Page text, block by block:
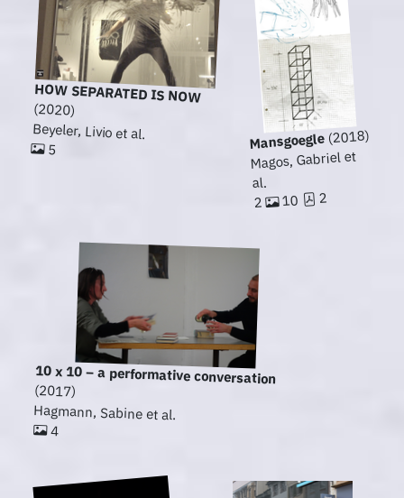
HOW SEPARATED IS NOW
(2020)
Beyeler, Livio et al.
5 Mansgoegle(2018)
Magos, Gabriel et
al.
2 10 2
10 x 10 – a performative conversation
(2017)
Hagmann, Sabine et al.
4